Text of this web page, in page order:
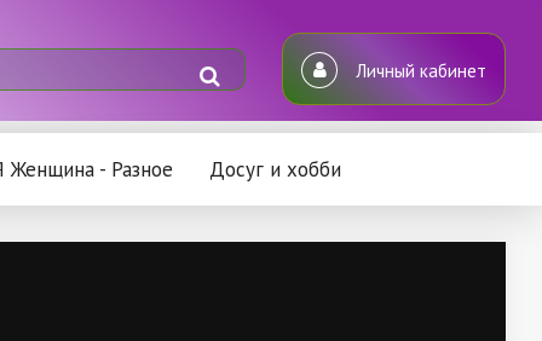
Личный кабинет
Женщина - Разное Досуг и хобби